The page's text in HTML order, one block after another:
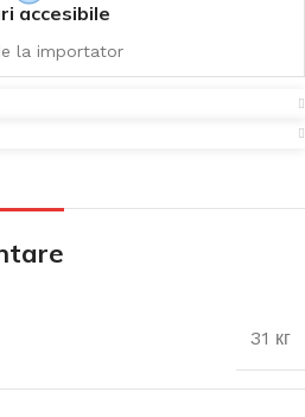
accesibile
la importator
31 кг